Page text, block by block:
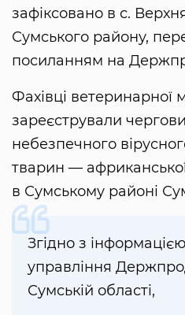
зафіксовано в с.
Сумського району,
посиланням на
Фахівці ветеринарної
зареєстрували
небезпечного
тварин —
в Сумському районі
Згідно з
управління
Сумській області,